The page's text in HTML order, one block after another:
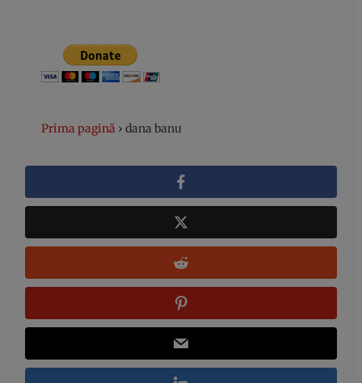
Prima pagină › dana banu